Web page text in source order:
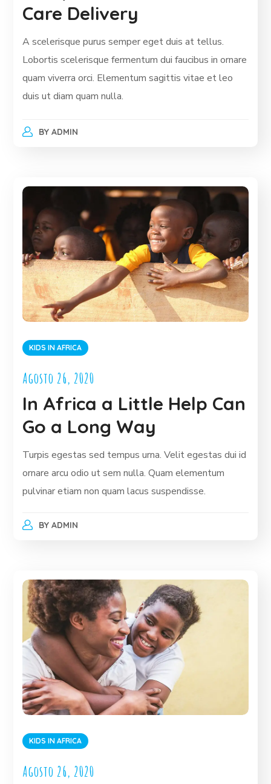
Care Delivery
A scelerisque purus semper eget duis at tellus.
Lobortis scelerisque fermentum dui faucibus in ornare
quam viverra orci. Elementum sagittis vitae et leo
duis ut diam quam nulla.
BY ADMIN
KIDS IN AFRICA
Agosto 26, 2020
In Africa a Little Help Can
Go a Long Way
Turpis egestas sed tempus urna. Velit egestas dui id
ornare arcu odio ut sem nulla. Quam elementum
pulvinar etiam non quam lacus suspendisse.
BY ADMIN
KIDS IN AFRICA
Agosto 26, 2020